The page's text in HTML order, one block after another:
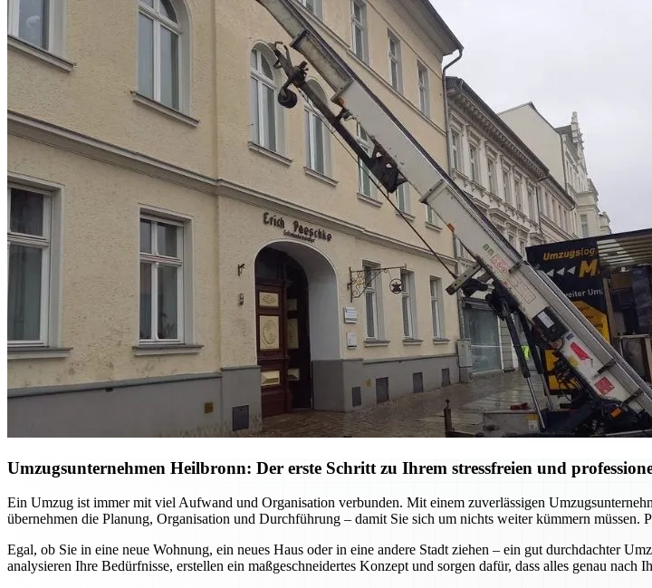
Umzugsunternehmen Heilbronn: Der erste Schritt zu Ihrem stressfreien und
Ein Umzug ist immer mit viel Aufwand und Organisation verbunden. Mit einem zuverlässigen
übernehmen die Planung, Organisation und Durchführung – damit Sie sich um nichts weiter kümmern müssen.
Egal, ob Sie in eine neue Wohnung, ein neues Haus oder in eine andere Stadt ziehen – ein gut durchdachter
analysieren Ihre Bedürfnisse, erstellen ein maßgeschneidertes Konzept und sorgen dafür, dass alles genau